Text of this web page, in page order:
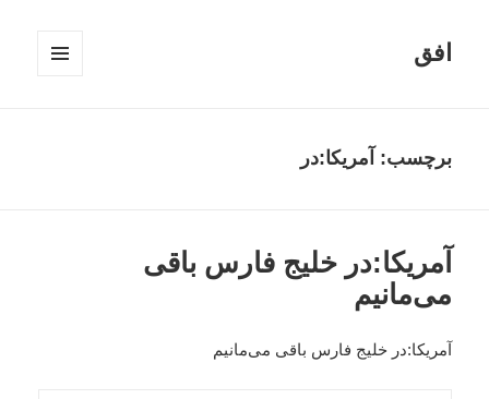
افق
برچسب: آمریکا:در
آمریکا:در خلیج فارس باقی
می‌مانیم
آمریکا:در خلیج فارس باقی می‌مانیم